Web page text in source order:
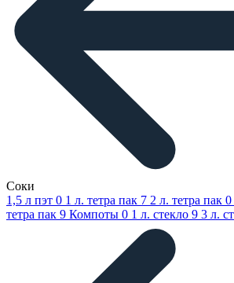
Соки
1,5 л пэт 0 1 л. тетра пак 7 2 л. тетра пак 0
тетра пак 9 Компоты 0 1 л. стекло 9 3 л.